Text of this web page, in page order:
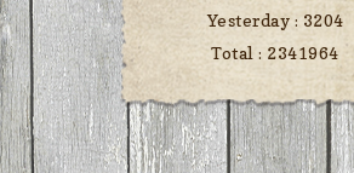
Yesterday : 3204
Total : 2341964